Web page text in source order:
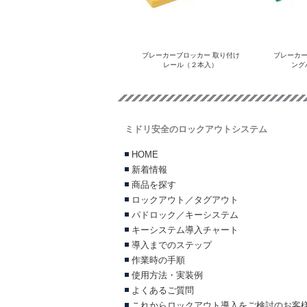
ブレーカーブロッカー 取り付け
レール（２本入）
ブレーカ
ング
ミドリ安全のロックアウトシステム
HOME
新着情報
商品を探す
ロックアウト／タグアウト
パドロック／キーシステム
キーシステム導入チャート
導入までのステップ
作業時の手順
使用方法・実装例
よくあるご質問